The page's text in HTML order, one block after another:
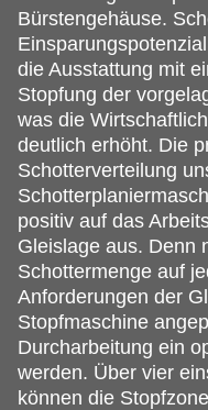
Bürstengehäuse.
die Ausstattung mit
Stopfung der
was die
deutlich erhöht. Die
Schotterverteilung
positiv auf das
Gleislage aus. Denn
Schottermenge auf
Anforderungen der
Stopfmaschine
Durcharbeitung ein
werden. Über vier
können die